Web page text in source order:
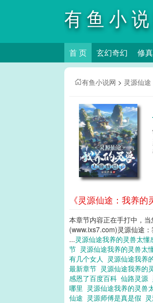
有鱼小
首 页 玄幻奇幻 修
有鱼小说网 > 灵源仙
《灵源仙途：我养
本章节内容正在手打中，
(www.ixs7.com)灵源仙途
...灵源仙途我养的灵兽太懂
节 灵源仙途我养的灵兽太
有几个女人 灵源仙途我养
最新章节 灵源仙途我养的
感恩了百度百科 仙路灵源
哪里 灵源仙途我养的灵兽
仙途 灵源师傅是真是假